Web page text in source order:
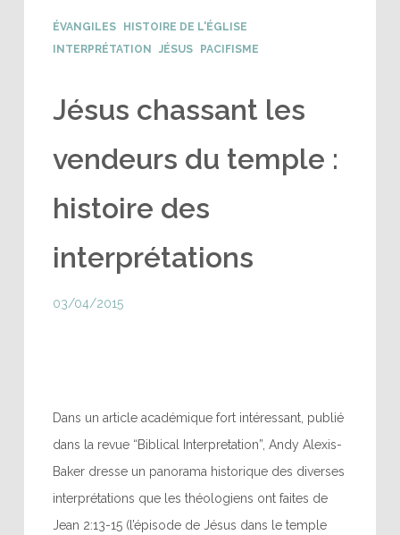
ÉVANGILES
HISTOIRE DE L'ÉGLISE
INTERPRÉTATION
JÉSUS PACIFISME
Jésus chassant les
vendeurs du temple :
histoire des
interprétations
03/04/2015
Dans un article académique fort intéressant, publié
dans la revue “Biblical Interpretation”, Andy Alexis-
Baker dresse un panorama historique des diverses
interprétations que les théologiens ont faites de
Jean 2:13-15 (l’épisode de Jésus dans le temple